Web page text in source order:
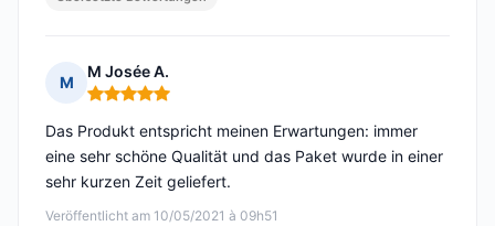
M
M Josée A.
Hinweis: 5 von 5
Veröffentlicht am 10/05/2021 à 09h51
Das Produkt entspricht meinen Erwartungen: immer
eine sehr schöne Qualität und das Paket wurde in einer
sehr kurzen Zeit geliefert.